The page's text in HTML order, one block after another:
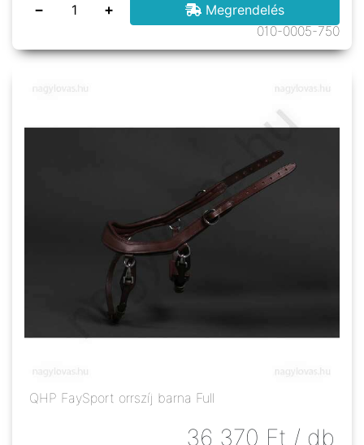
− +
Megrendelés
010-0005-750
QHP FaySport orrszíj barna Full
36 370 Ft / db